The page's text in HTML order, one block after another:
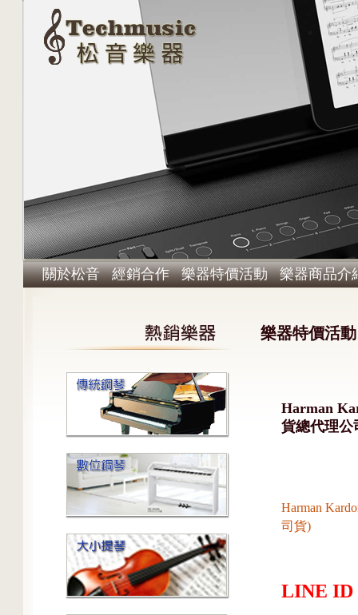
關於松音 經銷合作 樂器特價活動 樂器商品介
樂器特價活動
Harman
貨總代理公
Harman
司貨)
LINE ID